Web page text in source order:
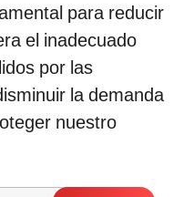
para reducir
el inadecuado
por las
la demanda
nuestro